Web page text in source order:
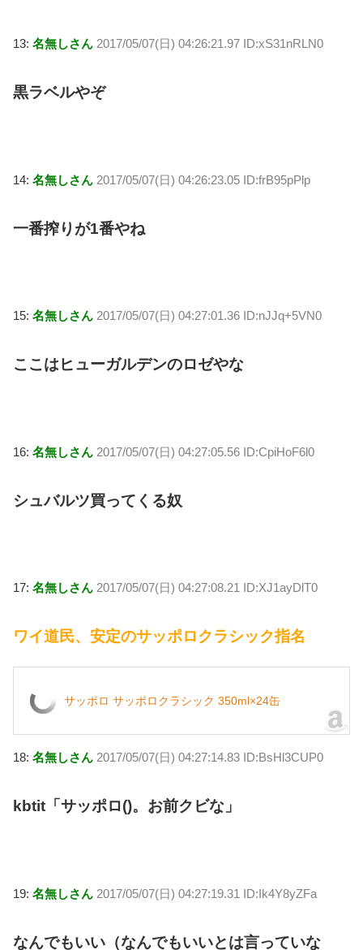
13: 名無しさん 2017/05/07(日) 04:26:21.97 ID:xS31nRLN0
黒ラベルやぞ
14: 名無しさん 2017/05/07(日) 04:26:23.05 ID:frB95pPlp
一番搾りが1番やね
15: 名無しさん 2017/05/07(日) 04:27:01.36 ID:nJJq+5VN0
ここはヒューガルデンのロゼやな
16: 名無しさん 2017/05/07(日) 04:27:05.56 ID:CpiHoF6l0
シュバルツ買ってくる奴
17: 名無しさん 2017/05/07(日) 04:27:08.21 ID:XJ1ayDlT0
ワイ道民、安定のサッポロクラシック指名
サッポロ サッポロクラシック 350ml×24缶
18: 名無しさん 2017/05/07(日) 04:27:14.83 ID:BsHl3CUP0
kbtit「サッポロ()。お前クビな」
19: 名無しさん 2017/05/07(日) 04:27:19.31 ID:Ik4Y8yZFa
なんでもいい（なんでもいいとは言っていな